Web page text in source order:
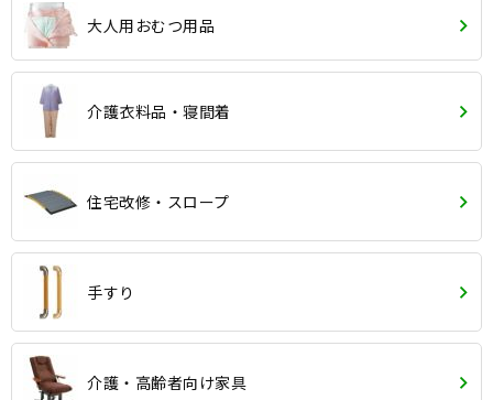
大人用おむつ用品
介護衣料品・寝間着
住宅改修・スロープ
手すり
介護・高齢者向け家具